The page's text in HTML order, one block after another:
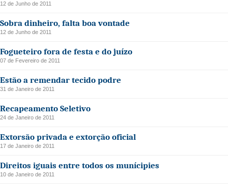
12 de Junho de 2011
Sobra dinheiro, falta boa vontade
12 de Junho de 2011
Fogueteiro fora de festa e do juízo
07 de Fevereiro de 2011
Estão a remendar tecido podre
31 de Janeiro de 2011
Recapeamento Seletivo
24 de Janeiro de 2011
Extorsão privada e extorção oficial
17 de Janeiro de 2011
Direitos iguais entre todos os munícipies
10 de Janeiro de 2011